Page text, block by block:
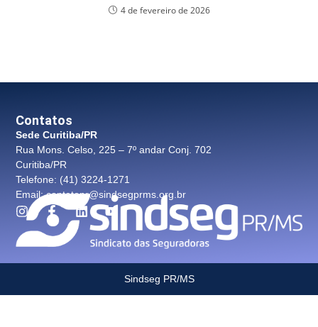
4 de fevereiro de 2026
Contatos
Sede Curitiba/PR
Rua Mons. Celso, 225 – 7º andar Conj. 702
Curitiba/PR
Telefone: (41) 3224-1271
Email: contatopr@sindsegprms.org.br
Sindseg PR/MS